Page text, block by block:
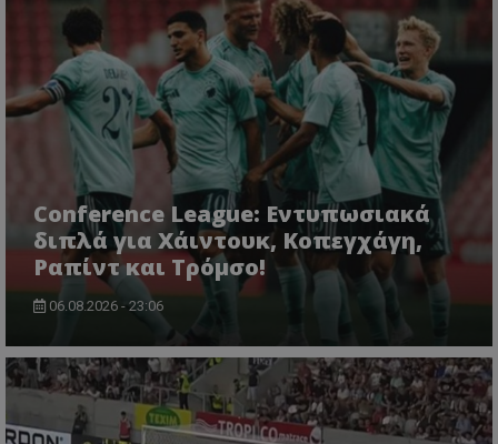
Conference League: Εντυπωσιακά
διπλά για Χάιντουκ, Κοπεγχάγη,
Ραπίντ και Τρόμσο!
06.08.2026 - 23:06